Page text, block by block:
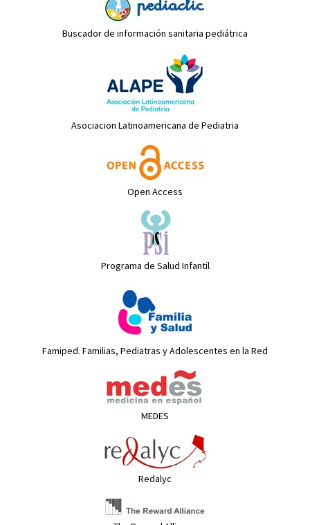
Buscador de información sanitaria pediátrica
Asociacion Latinoamericana de Pediatria
Open Access
Programa de Salud Infantil
Famiped. Familias, Pediatras y Adolescentes en la Red
MEDES
Redalyc